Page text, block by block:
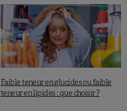
Faible teneur en glucides ou faible
teneur en lipides : que choisir ?